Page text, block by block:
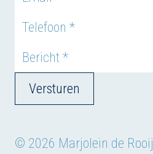
Versturen
© 2026 Marjolein de Rooij